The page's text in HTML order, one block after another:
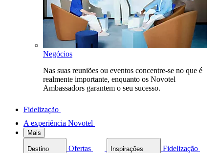
Negócios
Nas suas reuniões ou eventos concentre-se no que é
realmente importante, enquanto os Novotel
Ambassadors garantem o seu sucesso.
Fidelização
A experiência Novotel
Mais
Destino Ofertas Inspirações
Fidelização